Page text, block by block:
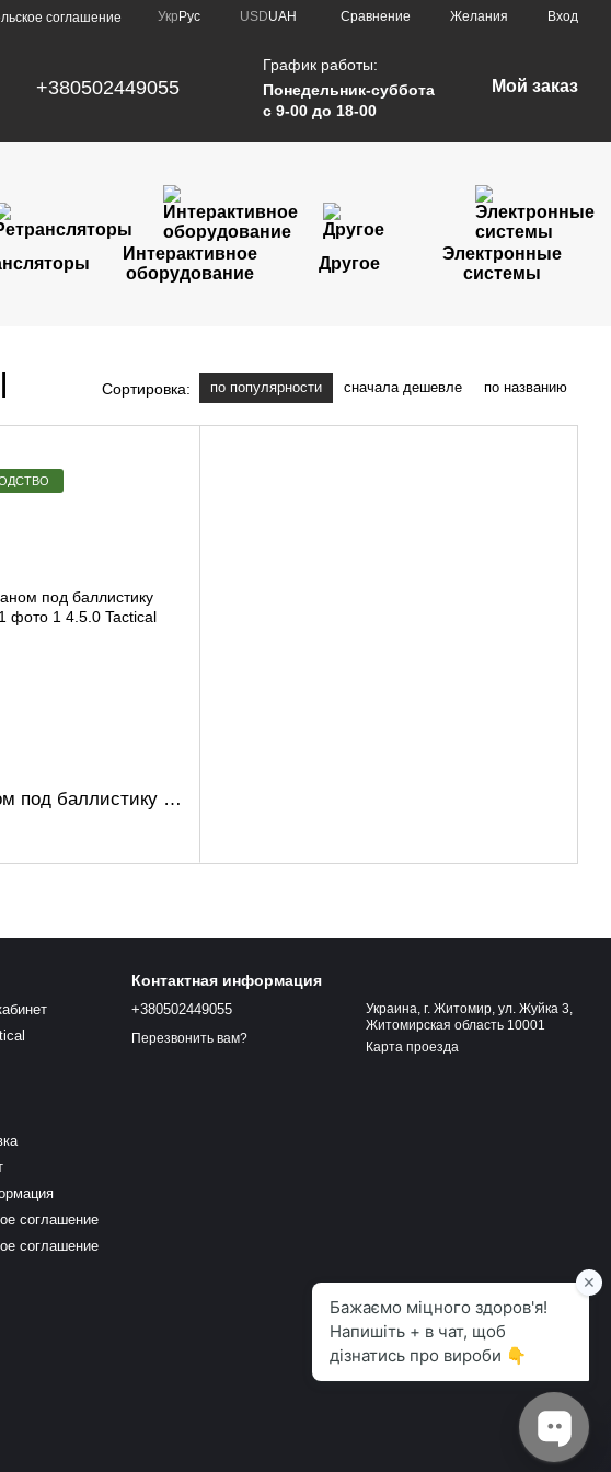
соглашение
Укр Рус USDUAH Сравнение Желания Вход
+380502449055
График работы:
Понедельник-суббота
с 9-00 до 18-00
Мой заказ
Интерактивное
оборудование
Другое
Электронные
системы
Сортировка: по популярности сначала дешевле по названию
Варбелт с карманом под баллистику (Мультикам)
соглашение
соглашение
Контактная информация
+380502449055
Перезвонить вам?
Украина, г. Житомир, ул. Жуйка 3,
Житомирская область 10001
Карта проезда